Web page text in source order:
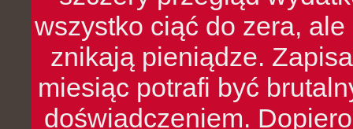
wszystko ciąć do zera,
znikają pieniądze.
miesiąc potrafi być
doświadczeniem.